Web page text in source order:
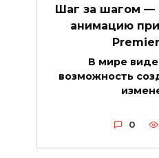
Шаг за шагом —
анимацию
В мире
возможность
0